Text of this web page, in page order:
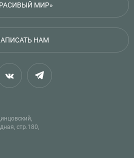
МИР»
НАМ
стр.180,